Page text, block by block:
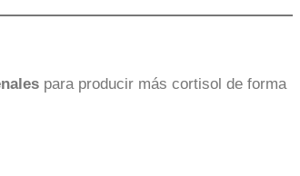
para producir más cortisol de forma